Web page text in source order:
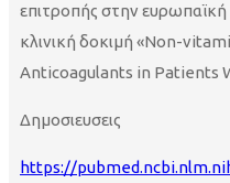
επιτροπής στην ευρωπαϊκή
κλινική δοκιμή «Non-
Anticoagulants in Patients
Δημοσιευσεις
https://